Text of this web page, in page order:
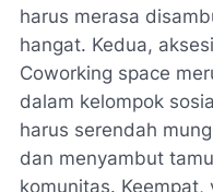
harus merasa
hangat. Kedua,
Coworking space
dalam kelompok
harus serendah
dan menyambut
komunitas.